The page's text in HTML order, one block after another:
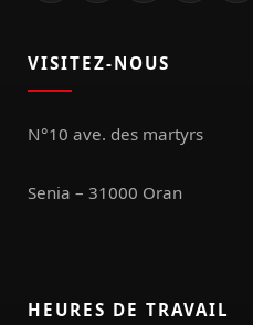
VISITEZ-NOUS
N°10 ave. des martyrs
Senia – 31000 Oran
HEURES DE TRAVAIL